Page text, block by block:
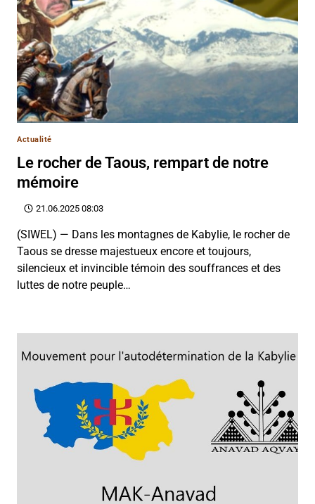
Actualité
Le rocher de Taous, rempart de notre
mémoire
21.06.2025 08:03
(SIWEL) — Dans les montagnes de Kabylie, le rocher de
Taous se dresse majestueux encore et toujours,
silencieux et invincible témoin des souffrances et des
luttes de notre peuple…